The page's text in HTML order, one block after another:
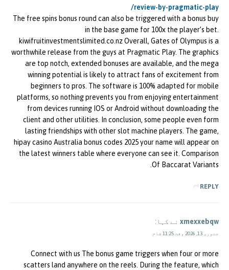
review-by-pragmatic-play/
The free spins bonus round can also be triggered with a bonus buy
in the base game for 100x the player’s bet.
kiwifruitinvestmentslimited.co.nz Overall, Gates of Olympus is a
worthwhile release from the guys at Pragmatic Play. The graphics
are top notch, extended bonuses are available, and the mega
winning potential is likely to attract fans of excitement from
beginners to pros. The software is 100% adapted for mobile
platforms, so nothing prevents you from enjoying entertainment
from devices running IOS or Android without downloading the
client and other utilities. In conclusion, some people even form
lasting friendships with other slot machine players. The game,
hipay casino Australia bonus codes 2025 your name will appear on
the latest winners table where everyone can see it. Comparison
Of Baccarat Variants.
REPLY
xmexxebqw نے کہا:
جنوری 13, 2026 وقت 11:25 شام
Connect with us The bonus game triggers when four or more
scatters land anywhere on the reels. During the feature, which